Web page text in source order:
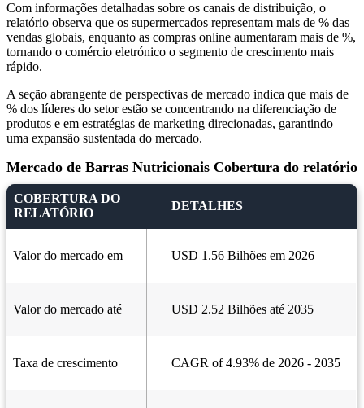
Com informações detalhadas sobre os canais de distribuição, o
relatório observa que os supermercados representam mais de % das
vendas globais, enquanto as compras online aumentaram mais de %,
tornando o comércio eletrónico o segmento de crescimento mais
rápido.
A seção abrangente de perspectivas de mercado indica que mais de
% dos líderes do setor estão se concentrando na diferenciação de
produtos e em estratégias de marketing direcionadas, garantindo
uma expansão sustentada do mercado.
Mercado de Barras Nutricionais Cobertura do relatório
COBERTURA DO
RELATÓRIO
DETALHES
Valor do mercado em USD 1.56 Bilhões em 2026
Valor do mercado até USD 2.52 Bilhões até 2035
Taxa de crescimento CAGR of 4.93% de 2026 - 2035